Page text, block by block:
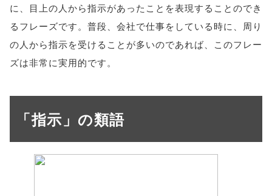
に、目上の人から指示があったことを表現することのでき
るフレーズです。普段、会社で仕事をしている時に、周り
の人から指示を受けることが多いのであれば、このフレー
ズは非常に実用的です。
「指示」の類語